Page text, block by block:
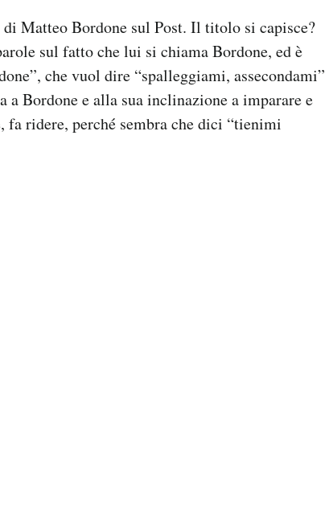
Matteo Bordone sul Post. Il titolo si capisce?
sul fatto che lui si chiama Bordone, ed è
che vuol dire “spalleggiami, assecondami”
a Bordone e alla sua inclinazione a imparare e
fa ridere, perché sembra che dici “tienimi